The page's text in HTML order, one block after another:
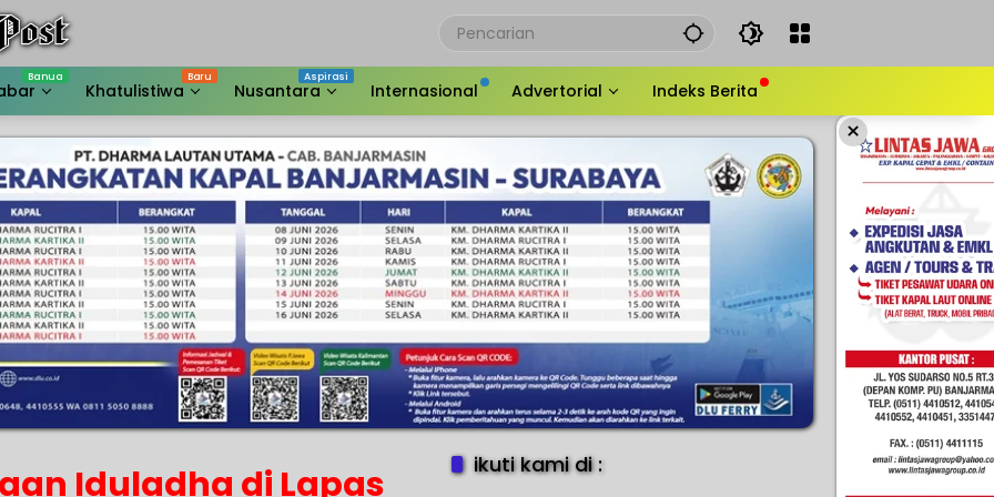
Khatulistiwa Nusantara Internasional Advertorial Indeks Berita
×
Iduladha di Lapas
ikuti kami di :